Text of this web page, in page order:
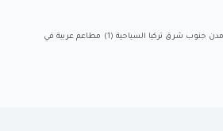
مدن جنوب شرق تركيا السياحية (1)
مطاعم عربية في